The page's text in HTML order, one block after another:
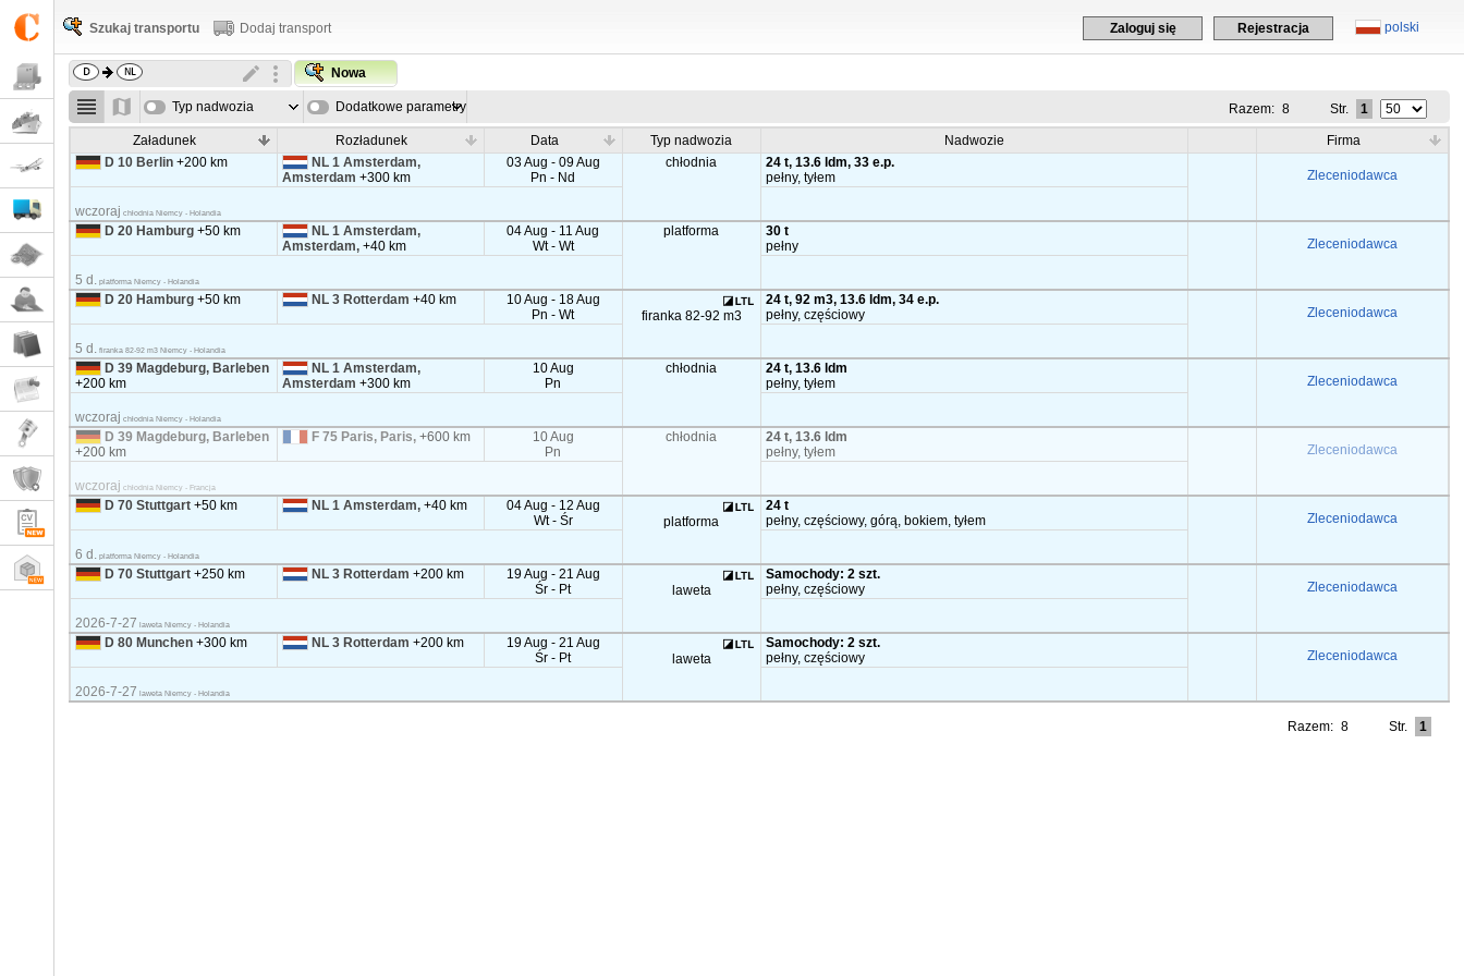
polski
Zaloguj się Rejestracja
Szukaj transportu Dodaj transport
Nowa
Typ nadwozia Dodatkowe parametry Razem: 8 Str. 1
Załadunek Rozładunek Data Typ nadwozia Nadwozie
Firma
D 10 Berlin +200 km
NL 1 Amsterdam,
Amsterdam +300 km
03 Aug - 09 Aug
Pn - Nd
chłodnia
24 t, 13.6 ldm, 33 e.p.
pełny, tyłem
Zleceniodawca
wczoraj chłodnia Niemcy - Holandia
D 20 Hamburg +50 km
NL 1 Amsterdam,
Amsterdam, +40 km
04 Aug - 11 Aug
Wt - Wt
platforma
30 t
pełny
Zleceniodawca
5 d. platforma Niemcy - Holandia
D 20 Hamburg +50 km NL 3 Rotterdam +40 km
10 Aug - 18 Aug
Pn - Wt
firanka 82-92 m3
24 t, 92 m3, 13.6 ldm, 34 e.p.
pełny, częściowy
Zleceniodawca
5 d. firanka 82-92 m3 Niemcy - Holandia
D 39 Magdeburg, Barleben
+200 km
NL 1 Amsterdam,
Amsterdam +300 km
10 Aug
Pn
chłodnia
24 t, 13.6 ldm
pełny, tyłem
Zleceniodawca
wczoraj chłodnia Niemcy - Holandia
D 39 Magdeburg, Barleben
+200 km
F 75 Paris, Paris, +600 km
10 Aug
Pn
chłodnia
24 t, 13.6 ldm
pełny, tyłem
Zleceniodawca
wczoraj chłodnia Niemcy - Francja
D 70 Stuttgart +50 km NL 1 Amsterdam, +40 km
04 Aug - 12 Aug
Wt - Śr
platforma
24 t
pełny, częściowy, górą, bokiem, tyłem
Zleceniodawca
6 d. platforma Niemcy - Holandia
D 70 Stuttgart +250 km NL 3 Rotterdam +200 km
19 Aug - 21 Aug
Śr - Pt
laweta
Samochody: 2 szt.
pełny, częściowy
Zleceniodawca
2026-7-27 laweta Niemcy - Holandia
D 80 Munchen +300 km NL 3 Rotterdam +200 km
19 Aug - 21 Aug
Śr - Pt
laweta
Samochody: 2 szt.
pełny, częściowy
Zleceniodawca
2026-7-27 laweta Niemcy - Holandia
Razem: 8 Str. 1